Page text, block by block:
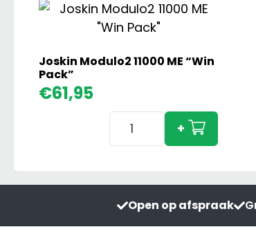
Joskin Modulo2 11000 ME “Win
Pack”
€61,95
Joskin
Modulo2
Pack"
aantal
+
Open op afspraak